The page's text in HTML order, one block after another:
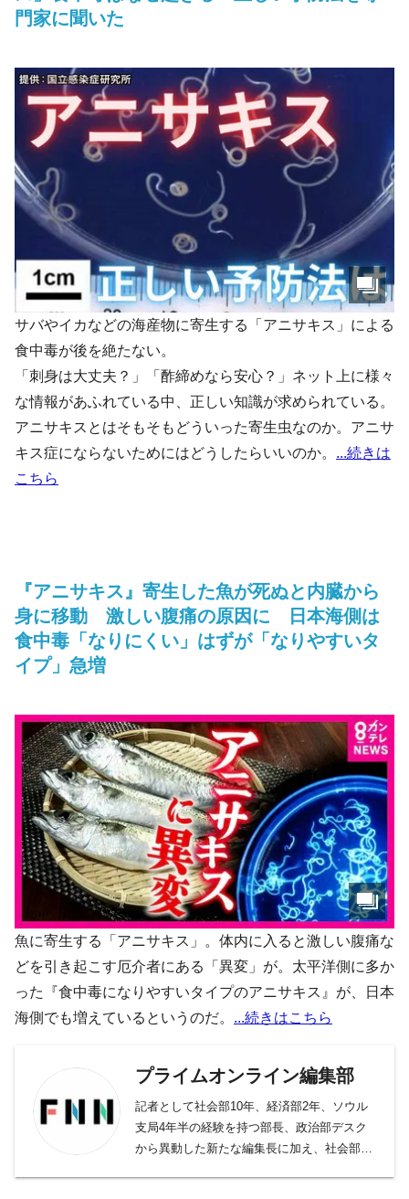
門家に聞いた
サバやイカなどの海産物に寄生する「アニサキス」による
食中毒が後を絶たない。
「刺身は大丈夫？」「酢締めなら安心？」ネット上に様々
な情報があふれている中、正しい知識が求められている。
アニサキスとはそもそもどういった寄生虫なのか。アニサ
キス症にならないためにはどうしたらいいのか。 ...続きは
こちら
『アニサキス』寄生した魚が死ぬと内臓から
身に移動 激しい腹痛の原因に 日本海側は
食中毒「なりにくい」はずが「なりやすいタ
イプ」急増
魚に寄生する「アニサキス」。体内に入ると激しい腹痛な
どを引き起こす厄介者にある「異変」が。太平洋側に多か
った『食中毒になりやすいタイプのアニサキス』が、日本
海側でも増えているというのだ。 ...続きはこちら
プライムオンライン編集部
記者として社会部10年、経済部2年、ソウル
支局4年半の経験を持つ部長、政治部デスク
から異動した新たな編集長に加え、社会部デ